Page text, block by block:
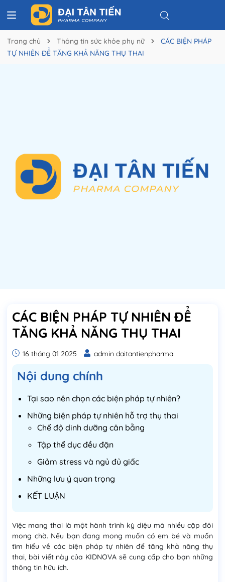
Trang chủ Thông tin sức khỏe phụ nữ
CÁC BIỆN PHÁP
TỰ NHIÊN ĐỂ TĂNG KHẢ NĂNG THỤ THAI
CÁC BIỆN PHÁP TỰ NHIÊN ĐỂ
TĂNG KHẢ NĂNG THỤ THAI
16 tháng 01 2025 admin daitantienpharma
Nội dung chính
Tại sao nên chọn các biện pháp tự nhiên?
Những biện pháp tự nhiên hỗ trợ thụ thai
Chế độ dinh dưỡng cân bằng
Tập thể dục đều đặn
Giảm stress và ngủ đủ giấc
Những lưu ý quan trọng
KẾT LUẬN
Việc mang thai là một hành trình kỳ diệu mà nhiều cặp đôi
mong chờ. Nếu bạn đang mong muốn có em bé và muốn
tìm hiểu về các biện pháp tự nhiên để tăng khả năng thụ
thai, bài viết này của KIDNOVA sẽ cung cấp cho bạn những
thông tin hữu ích.